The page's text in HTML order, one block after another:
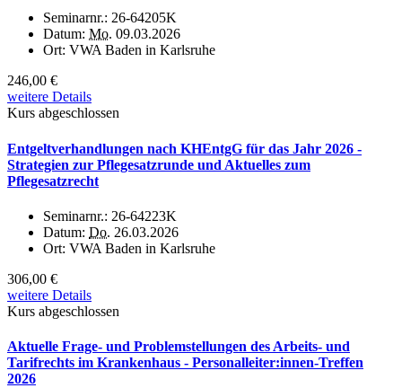
Seminarnr.: 26-64205K
Datum: Mo. 09.03.2026
Ort: VWA Baden in Karlsruhe
246,00 €
weitere Details
Kurs abgeschlossen
Entgeltverhandlungen nach KHEntgG für das Jahr 2026 -
Strategien zur Pflegesatzrunde und Aktuelles zum
Pflegesatzrecht
Seminarnr.: 26-64223K
Datum: Do. 26.03.2026
Ort: VWA Baden in Karlsruhe
306,00 €
weitere Details
Kurs abgeschlossen
Aktuelle Frage- und Problemstellungen des Arbeits- und
Tarifrechts im Krankenhaus - Personalleiter:innen-Treffen
2026